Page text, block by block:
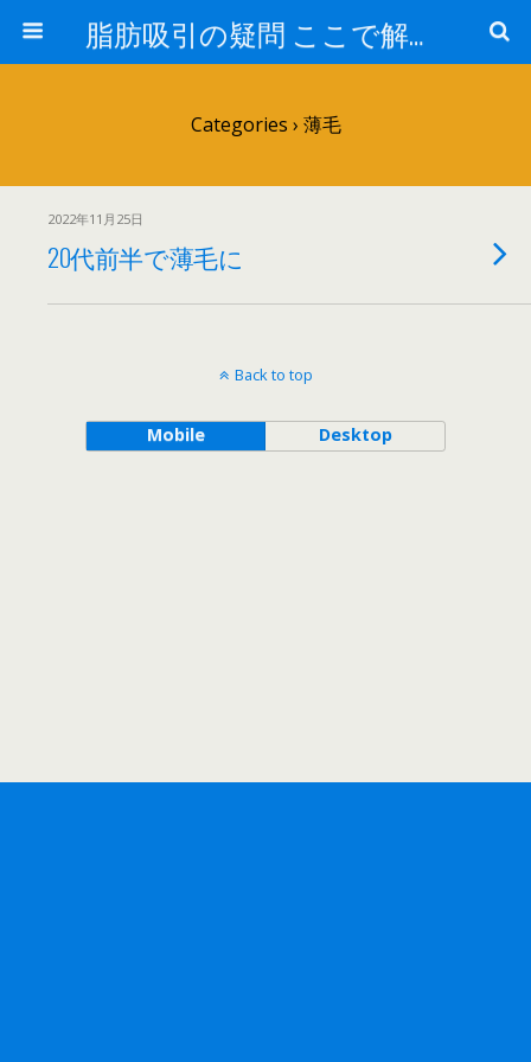
脂肪吸引の疑問 ここで解消！
Categories › 薄毛
2022年11月25日
20代前半で薄毛に
Back to top
Mobile Desktop